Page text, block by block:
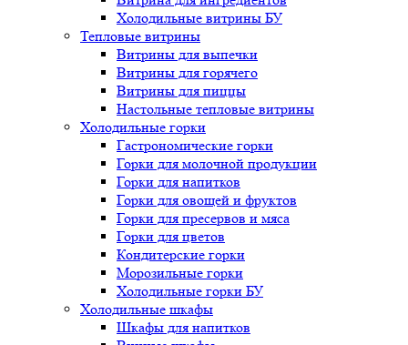
Холодильные витрины БУ
Тепловые витрины
Витрины для выпечки
Витрины для горячего
Витрины для пиццы
Настольные тепловые витрины
Холодильные горки
Гастрономические горки
Горки для молочной продукции
Горки для напитков
Горки для овощей и фруктов
Горки для пресервов и мяса
Горки для цветов
Кондитерские горки
Морозильные горки
Холодильные горки БУ
Холодильные шкафы
Шкафы для напитков